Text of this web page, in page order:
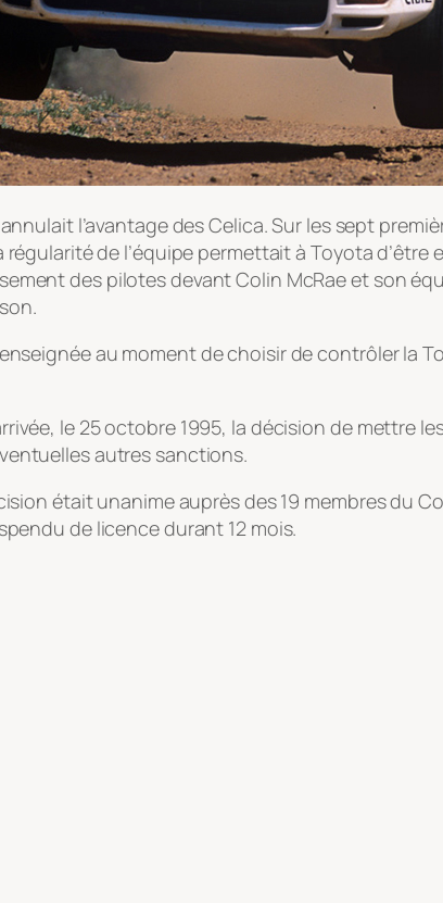
l’avantage des Celica. Sur les sept
de l’équipe permettait à Toyota
des pilotes devant Colin McRae et son
au moment de choisir de contrôler la
le 25 octobre 1995, la décision de mettre
autres sanctions.
était unanime auprès des 19 membres du
de licence durant 12 mois.